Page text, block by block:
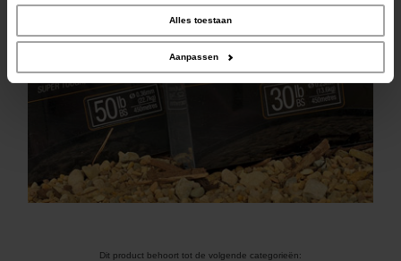
social media, adverteren en analyse. Deze partners kunnen deze gegevens
combineren met andere informatie die u aan ze heeft verstrekt of die ze hebben
verzameld op basis van uw gebruik van hun services.
Alles toestaan
Aanpassen
Dit product behoort tot de volgende categorieën: